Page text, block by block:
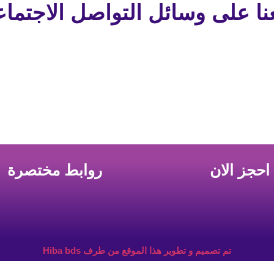
على وسائل التواصل
احجز الان روابط مختصرة
تم تصميم و تطوير هذا الموقع من طرف Hiba bds